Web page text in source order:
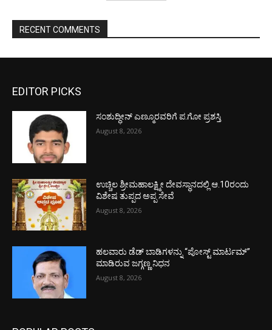
RECENT COMMENTS
EDITOR PICKS
ಸಂಶುದ್ಧೀನ್ ಎಣ್ಮೂರವರಿಗೆ ಪ.ಗೋ ಪ್ರಶಸ್ತಿ
August 8, 2026
ಉಚ್ಚಿಲ ಶ್ರೀಮಹಾಲಕ್ಷ್ಮೀ ದೇವಸ್ಥಾನದಲ್ಲಿ ಆ.10ರಂದು
ವಿಶೇಷ ತುಪ್ಪದ ಅಪ್ಪ ಸೇವೆ
August 8, 2026
ಹಲವಾರು ಡೆಡ್ ಬಾಡಿಗಳನ್ನು “ಪೋಸ್ಟ್ ಮಾರ್ಟಮ್”
ಮಾಡಿರುವ ಜಗ್ಗಣ್ಣ ನಿಧನ
August 8, 2026